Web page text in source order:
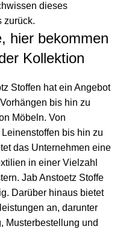
dieses
zurück.
hier bekommen
Kollektion
Stoffen hat ein Angebot
bis hin zu
Möbeln. Von
bis hin zu
das Unternehmen eine
in einer Vielzahl
Jab Anstoetz Stoffe
Darüber hinaus bietet
an, darunter
Musterbestellung und